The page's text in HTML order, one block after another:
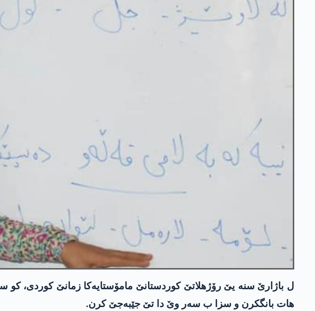
ل باژارێ سنە یێ رۆژهلاتێ کوردستانێ مامۆستایه‌كا زمانێ کوردی، کو
هات بانگکرن و سزا ب سەر وێ دا تێ جێبه‌جێ كرن.